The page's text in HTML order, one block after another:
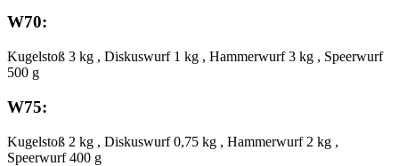
W70:
Kugelstoß 3 kg , Diskuswurf 1 kg , Hammerwurf 3 kg , Speerwurf
500 g
W75:
Kugelstoß 2 kg , Diskuswurf 0,75 kg , Hammerwurf 2 kg ,
Speerwurf 400 g